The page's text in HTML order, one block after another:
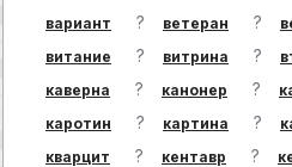
вариант ? ветеран ?
витание ? витрина ?
каверна ? канонер ?
каротин ? картина ?
кварцит ? кентавр ?